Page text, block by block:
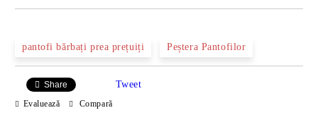
pantofi bărbați prea prețuiți Peștera Pantofilor
Share Tweet
Evaluează Compară